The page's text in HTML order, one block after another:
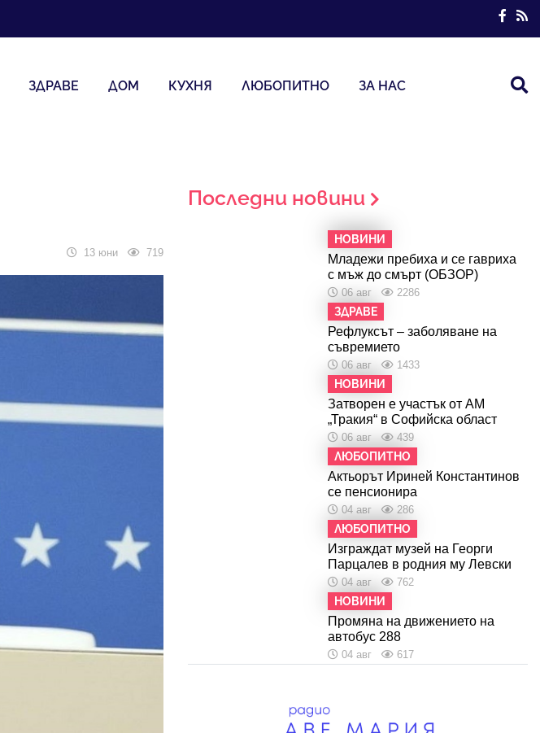
ЗДРАВЕ ДОМ КУХНЯ ЛЮБОПИТНО ЗА НАС
13 юни 719
Последни новини
НОВИНИ
Младежи пребиха и се гавриха
с мъж до смърт (ОБЗОР)
06 авг 2286
ЗДРАВЕ
Рефлуксът – заболяване на
съвремието
06 авг 1433
НОВИНИ
Затворен е участък от АМ
„Тракия“ в Софийска област
06 авг 439
ЛЮБОПИТНО
Актьорът Ириней Константинов
се пенсионира
04 авг 286
ЛЮБОПИТНО
Изграждат музей на Георги
Парцалев в родния му Левски
04 авг 762
НОВИНИ
Промяна на движението на
автобус 288
04 авг 617